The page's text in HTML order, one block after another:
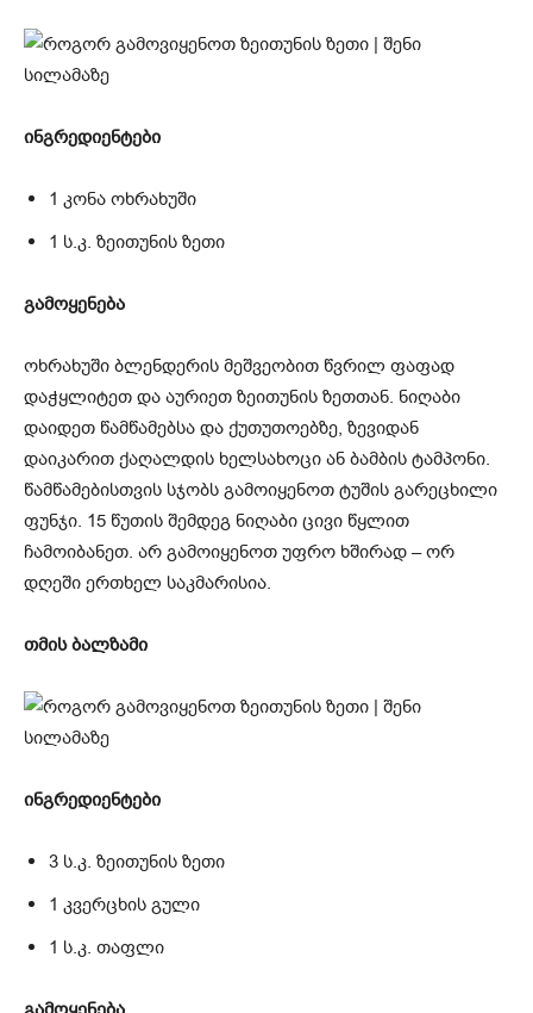
ინგრედიენტები
1 კონა ოხრახუში
1 ს.კ. ზეითუნის ზეთი
გამოყენება
ოხრახუში ბლენდერის მეშვეობით წვრილ ფაფად
დაჭყლიტეთ და აურიეთ ზეითუნის ზეთთან. ნიღაბი
დაიდეთ წამწამებსა და ქუთუთოებზე, ზევიდან
დაიკარით ქაღალდის ხელსახოცი ან ბამბის ტამპონი.
წამწამებისთვის სჯობს გამოიყენოთ ტუშის გარეცხილი
ფუნჯი. 15 წუთის შემდეგ ნიღაბი ცივი წყლით
ჩამოიბანეთ. არ გამოიყენოთ უფრო ხშირად – ორ
დღეში ერთხელ საკმარისია.
თმის ბალზამი
ინგრედიენტები
3 ს.კ. ზეითუნის ზეთი
1 კვერცხის გული
1 ს.კ. თაფლი